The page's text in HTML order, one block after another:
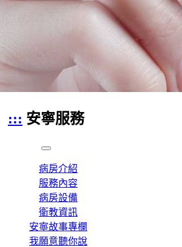
::: 安寧服務
病房介紹
服務內容
病房設備
衛教資訊
安寧故事專欄
我願意聽你說